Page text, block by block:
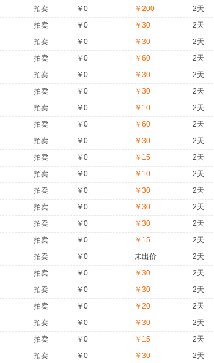
拍卖 ￥0 ￥200
2天
拍卖 ￥0 ￥30
2天
拍卖 ￥0 ￥30
2天
拍卖 ￥0 ￥60
2天
拍卖 ￥0 ￥30
2天
拍卖 ￥0 ￥30
2天
拍卖 ￥0 ￥10
2天
拍卖 ￥0 ￥60
2天
拍卖 ￥0 ￥30
2天
拍卖 ￥0 ￥15
2天
拍卖 ￥0 ￥10
2天
拍卖 ￥0 ￥30
2天
拍卖 ￥0 ￥30
2天
拍卖 ￥0 ￥30
2天
拍卖 ￥0 ￥15
2天
拍卖 ￥0 未出价
2天
拍卖 ￥0 ￥30
2天
拍卖 ￥0 ￥30
2天
拍卖 ￥0 ￥20
2天
拍卖 ￥0 ￥30
2天
拍卖 ￥0 ￥15
2天
拍卖 ￥0 ￥30 2天